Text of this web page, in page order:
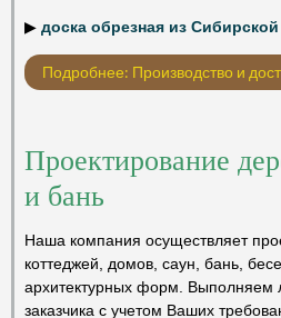
▶ доска обрезная из
Подробнее: Производство и
Проектирование
и бань
Наша компания осуществляет
коттеджей, домов, саун, бань,
архитектурных форм.
заказчика с учетом Ваших